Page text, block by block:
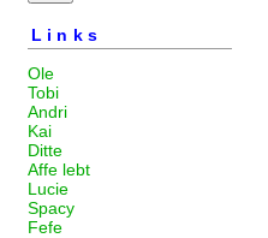
Links
Ole
Tobi
Andri
Kai
Ditte
Affe lebt
Lucie
Spacy
Fefe